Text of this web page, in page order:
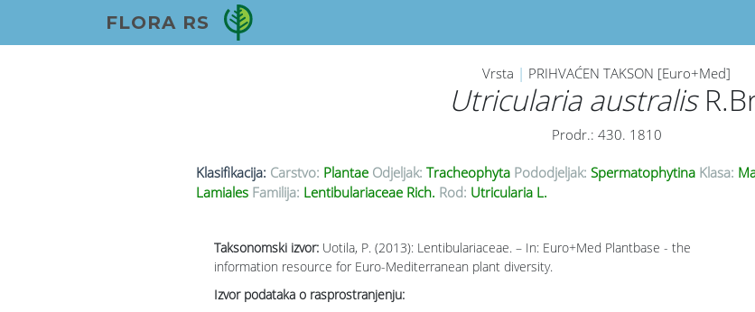
FLORA RS
Vrsta | PRIHVAĆEN TAKSON [Euro+Med]
Utricularia australis
Prodr.: 430. 1810
Klasifikacija: Carstvo: Plantae Odjeljak: Tracheophyta Pododjeljak: Spermatophytina Klasa:
Lamiales Familija: Lentibulariaceae Rich. Rod: Utricularia L.
Taksonomski izvor: Uotila, P. (2013): Lentibulariaceae. – In: Euro+Med Plantbase - the
information resource for Euro-Mediterranean plant diversity.
Izvor podataka o rasprostranjenju: